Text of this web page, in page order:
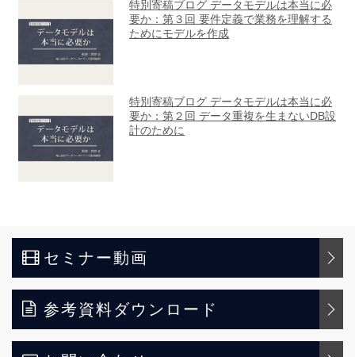
セミナー動画
参考資料ダウンロード